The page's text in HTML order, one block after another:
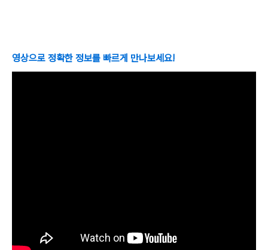
영상으로 정확한 정보를 빠르게 만나보세요!